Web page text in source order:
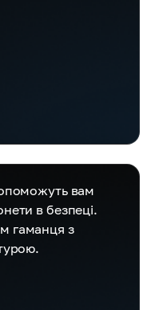
вам
в безпеці.
гаманця з